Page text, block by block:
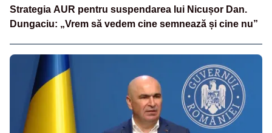
Strategia AUR pentru suspendarea lui Nicușor Dan.
Dungaciu: „Vrem să vedem cine semnează și cine nu”